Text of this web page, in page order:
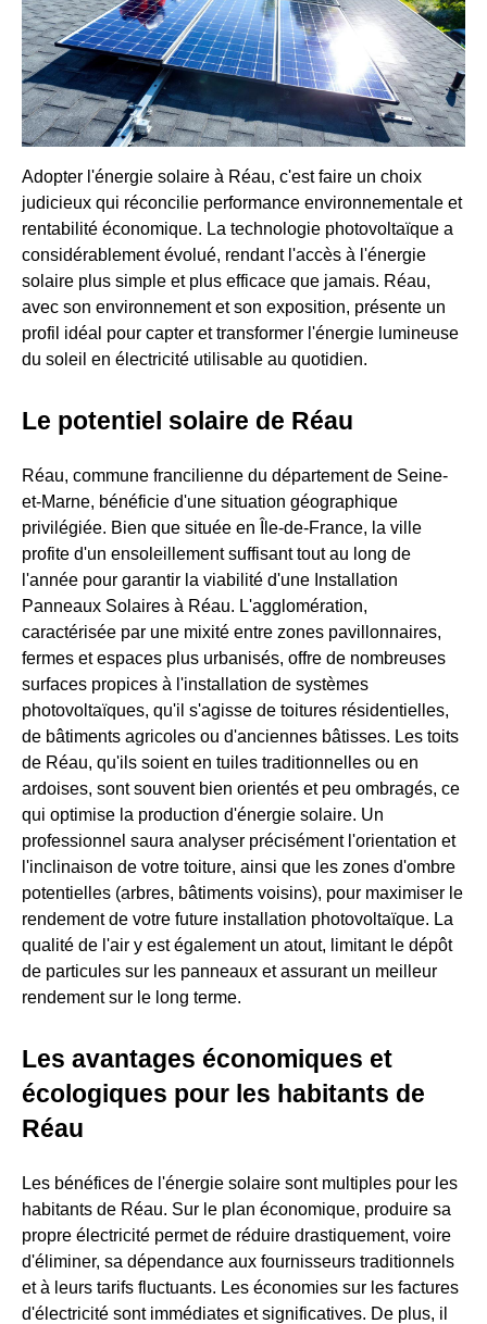
Adopter l'énergie solaire à Réau, c'est faire un choix
judicieux qui réconcilie performance environnementale et
rentabilité économique. La technologie photovoltaïque a
considérablement évolué, rendant l'accès à l'énergie
solaire plus simple et plus efficace que jamais. Réau,
avec son environnement et son exposition, présente un
profil idéal pour capter et transformer l'énergie lumineuse
du soleil en électricité utilisable au quotidien.
Le potentiel solaire de Réau
Réau, commune francilienne du département de Seine-
et-Marne, bénéficie d'une situation géographique
privilégiée. Bien que située en Île-de-France, la ville
profite d'un ensoleillement suffisant tout au long de
l'année pour garantir la viabilité d'une Installation
Panneaux Solaires à Réau. L'agglomération,
caractérisée par une mixité entre zones pavillonnaires,
fermes et espaces plus urbanisés, offre de nombreuses
surfaces propices à l'installation de systèmes
photovoltaïques, qu'il s'agisse de toitures résidentielles,
de bâtiments agricoles ou d'anciennes bâtisses. Les toits
de Réau, qu'ils soient en tuiles traditionnelles ou en
ardoises, sont souvent bien orientés et peu ombragés, ce
qui optimise la production d'énergie solaire. Un
professionnel saura analyser précisément l'orientation et
l'inclinaison de votre toiture, ainsi que les zones d'ombre
potentielles (arbres, bâtiments voisins), pour maximiser le
rendement de votre future installation photovoltaïque. La
qualité de l'air y est également un atout, limitant le dépôt
de particules sur les panneaux et assurant un meilleur
rendement sur le long terme.
Les avantages économiques et
écologiques pour les habitants de
Réau
Les bénéfices de l'énergie solaire sont multiples pour les
habitants de Réau. Sur le plan économique, produire sa
propre électricité permet de réduire drastiquement, voire
d'éliminer, sa dépendance aux fournisseurs traditionnels
et à leurs tarifs fluctuants. Les économies sur les factures
d'électricité sont immédiates et significatives. De plus, il